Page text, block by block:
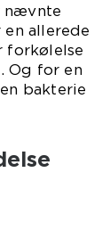
nævnte
allerede
forkølelse
Og for en
bakterie